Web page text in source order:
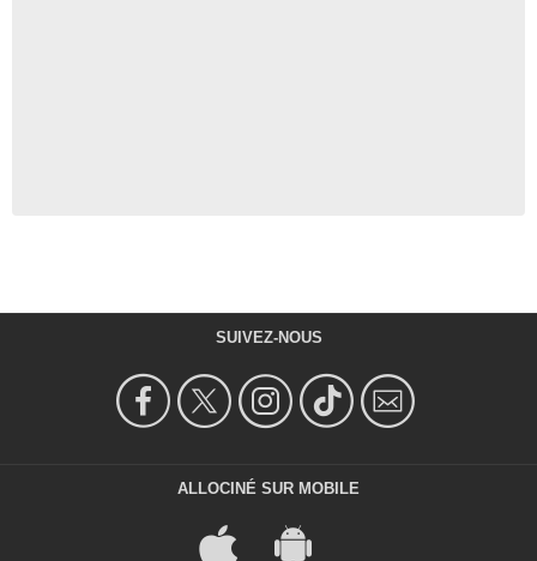
SUIVEZ-NOUS
ALLOCINÉ SUR MOBILE